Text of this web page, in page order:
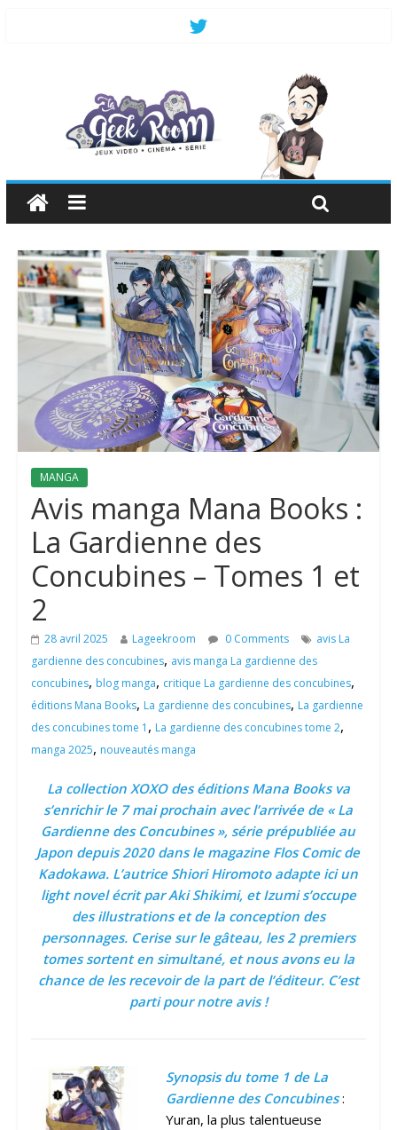
MANGA
Avis manga Mana Books :
La Gardienne des
Concubines – Tomes 1 et
2
28 avril 2025 Lageekroom 0 Comments
avis La
gardienne des concubines, avis manga La gardienne des
concubines, blog manga, critique La gardienne des concubines,
éditions Mana Books, La gardienne des concubines, La gardienne
des concubines tome 1 , La gardienne des concubines tome 2,
manga 2025, nouveautés manga
La collection XOXO des éditions Mana Books va
s’enrichir le 7 mai prochain avec l’arrivée de « La
Gardienne des Concubines », série prépubliée au
Japon depuis 2020 dans le magazine Flos Comic de
Kadokawa. L’autrice Shiori Hiromoto adapte ici un
light novel écrit par Aki Shikimi, et Izumi s’occupe
des illustrations et de la conception des
personnages. Cerise sur le gâteau, les 2 premiers
tomes sortent en simultané, et nous avons eu la
chance de les recevoir de la part de l’éditeur. C’est
parti pour notre avis !
Synopsis du tome 1 de La
Gardienne des Concubines:
Yuran, la plus talentueuse